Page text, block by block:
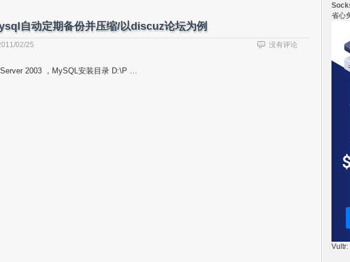
自动定期备份并压缩/以discuz论坛为例
02/25 没有评论
2003 ，MySQL安装目录 D:\P …
省心
Vultr: